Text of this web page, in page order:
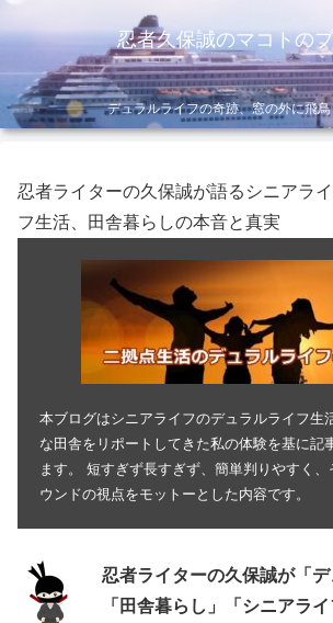
忍者久保誠のマコトの
デュラルライフの奇跡、窓の外に飛
忍者ライターの久保誠が語るシニアラ
フ生活、田舎暮らしの本音と真実
本ブログはシニアライフのデュラルライフ生
な田舎をリポートしてきた私の体験を基に記
ます。 短すぎず長すぎず、簡単判りやすく、
ウンドの視点をモットーとした内容です。
忍者ライターの久保誠が「デ
「田舎暮らし」「シニアラ